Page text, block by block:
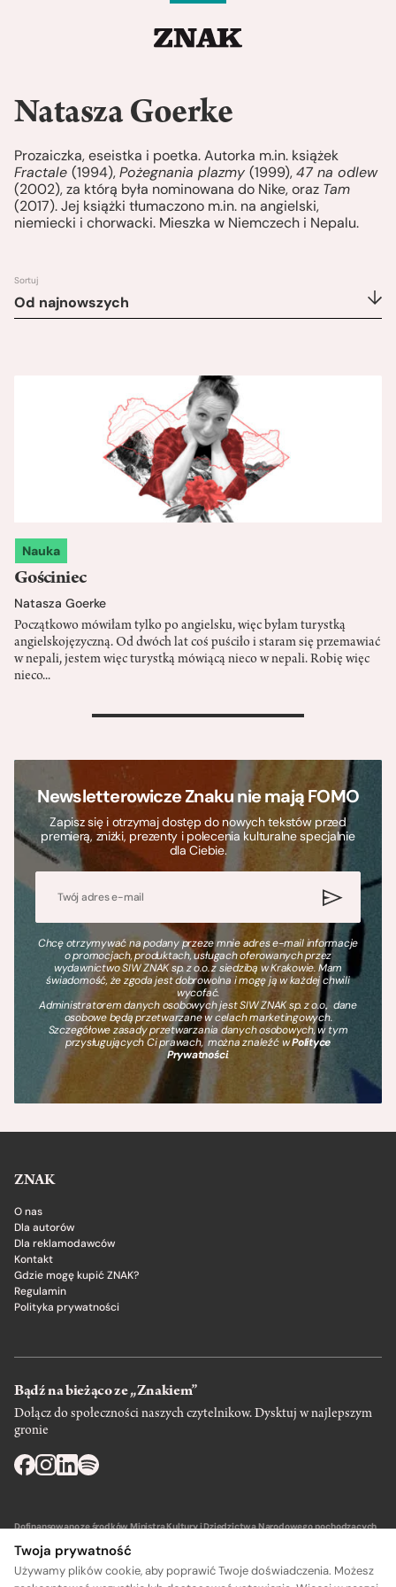
Natasza Goerke
Prozaiczka, eseistka i poetka. Autorka m.in. książek
Fractale (1994),Pożegnania plazmy (1999),47 na odlew
(2002), za którą była nominowana do Nike, oraz Tam
(2017). Jej książki tłumaczono m.in. na angielski,
niemiecki i chorwacki. Mieszka w Niemczech i Nepalu.
Sortuj
Od najnowszych
Nauka
Gościniec
Natasza Goerke
Początkowo mówiłam tylko po angielsku, więc byłam turystką
angielskojęzyczną. Od dwóch lat coś puściło i staram się przemawiać
w nepali, jestem więc turystką mówiącą nieco w nepali. Robię więc
nieco...
>
Newsletterowicze Znaku nie mają FOMO
Zapisz się i otrzymaj dostęp do nowych tekstów przed
premierą, zniżki, prezenty i polecenia kulturalne specjalnie
dla Ciebie.
Chcę otrzymywać na podany przeze mnie adres e-mail informacje
o promocjach, produktach, usługach oferowanych przez
wydawnictwo SIW ZNAK sp. z o.o. z siedzibą w Krakowie. Mam
świadomość, że zgoda jest dobrowolna i mogę ją w każdej chwili
wycofać.
Administratorem danych osobowych jest SIW ZNAK sp. z o.o., dane
osobowe będą przetwarzane w celach marketingowych.
Szczegółowe zasady przetwarzania danych osobowych, w tym
przysługujących Ci prawach, można znaleźć wPolityce
Prywatności.
ZNAK
O nas
Dla autorów
Dla reklamodawców
Kontakt
Gdzie mogę kupić ZNAK?
Regulamin
Polityka prywatności
Bądź na bieżąco ze „Znakiem”
Dołącz do społeczności naszych czytelnikow. Dysktuj w najlepszym
gronie
Dofinansowano ze środków Ministra Kultury i Dziedzictwa Narodowego pochodzących
Twoja prywatność
Używamy plików cookie, aby poprawić Twoje doświadczenia. Możesz